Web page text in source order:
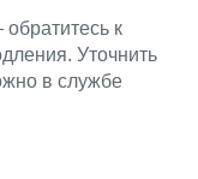
к
Уточнить
в службе